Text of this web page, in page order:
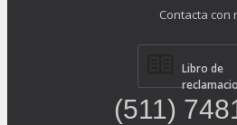
Contacta con
Libro de
(511)